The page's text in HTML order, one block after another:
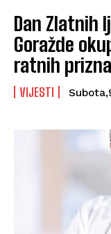
Dan Zlatnih
Goražde
ratnih
VIJESTI